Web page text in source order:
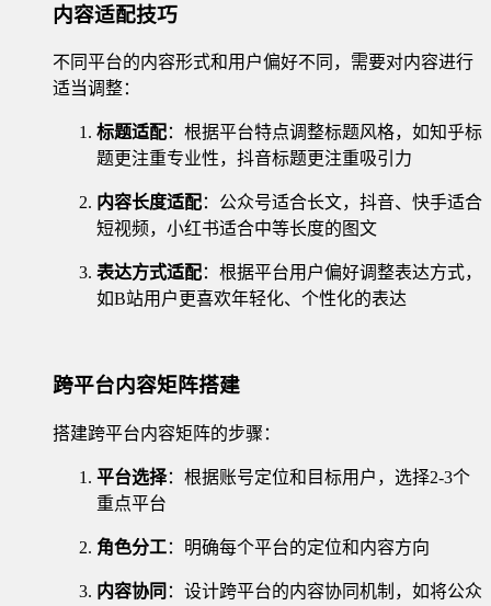
内容适配技巧
不同平台的内容形式和用户偏好不同，需要对内容进行
适当调整：
标题适配：根据平台特点调整标题风格，如知乎标
题更注重专业性，抖音标题更注重吸引力
内容长度适配：公众号适合长文，抖音、快手适合
短视频，小红书适合中等长度的图文
表达方式适配：根据平台用户偏好调整表达方式，
如B站用户更喜欢年轻化、个性化的表达
跨平台内容矩阵搭建
搭建跨平台内容矩阵的步骤：
平台选择：根据账号定位和目标用户，选择2-3个
重点平台
角色分工：明确每个平台的定位和内容方向
内容协同 ：设计跨平台的内容协同机制，如将公众